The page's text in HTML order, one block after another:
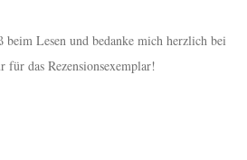
beim Lesen und bedanke mich herzlich bei
das Rezensionsexemplar!